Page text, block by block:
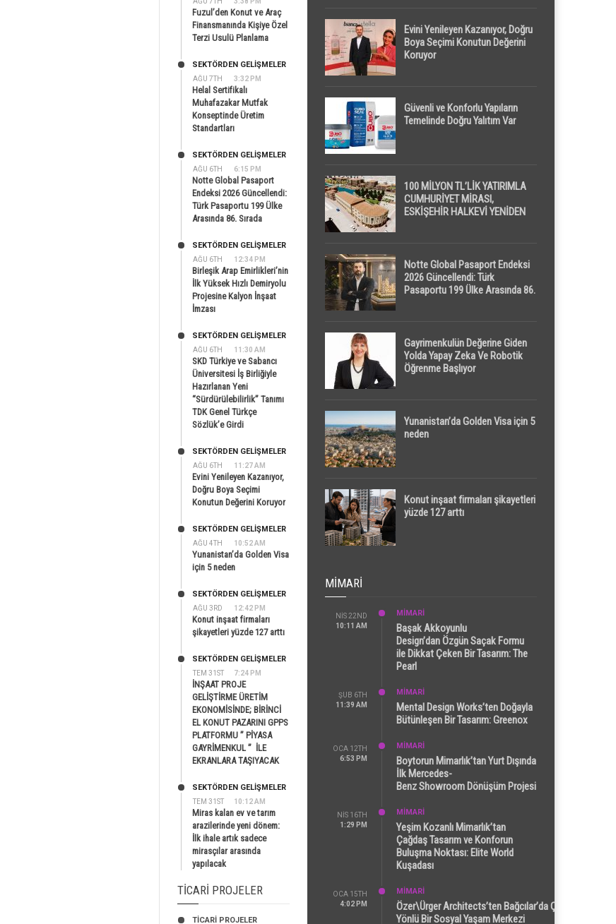
Fuzul’den Konut ve Araç
Finansmanında Kişiye Özel
Terzi Usulü Planlama
AĞU 7TH 3:32 PM
SEKTÖRDEN GELIŞMELER
Helal Sertifikalı
Muhafazakar Mutfak
Konseptinde Üretim
Standartları
AĞU 6TH 6:15 PM
SEKTÖRDEN GELIŞMELER
Notte Global Pasaport
Endeksi 2026 Güncellendi:
Türk Pasaportu 199 Ülke
Arasında 86. Sırada
AĞU 6TH 12:34 PM
SEKTÖRDEN GELIŞMELER
Birleşik Arap Emirlikleri’nin
İlk Yüksek Hızlı Demiryolu
Projesine Kalyon İnşaat
İmzası
AĞU 6TH 11:30 AM
SEKTÖRDEN GELIŞMELER
SKD Türkiye ve Sabancı
Üniversitesi İş Birliğiyle
Hazırlanan Yeni
“Sürdürülebilirlik” Tanımı
TDK Genel Türkçe
Sözlük’e Girdi
AĞU 6TH 11:27 AM
SEKTÖRDEN GELIŞMELER
Evini Yenileyen Kazanıyor,
Doğru Boya Seçimi
Konutun Değerini Koruyor
AĞU 4TH 10:52 AM
SEKTÖRDEN GELIŞMELER
Yunanistan’da Golden Visa
için 5 neden
AĞU 3RD 12:42 PM
SEKTÖRDEN GELIŞMELER
Konut inşaat firmaları
şikayetleri yüzde 127 arttı
TEM 31ST 7:24 PM
SEKTÖRDEN GELIŞMELER
İNŞAAT PROJE
GELİŞTİRME ÜRETİM
EKONOMİSİNDE; BİRİNCİ
EL KONUT PAZARINI GPPS
PLATFORMU ” PİYASA
GAYRİMENKUL ” İLE
EKRANLARA TAŞIYACAK
TEM 31ST 10:12 AM
SEKTÖRDEN GELIŞMELER
Miras kalan ev ve tarım
arazilerinde yeni dönem:
İlk ihale artık sadece
mirasçılar arasında
yapılacak
TICARI PROJELER
TİCARİ PROJELER
Evini Yenileyen Kazanıyor, Doğru
Boya Seçimi Konutun Değerini
Koruyor
Güvenli ve Konforlu Yapıların
Temelinde Doğru Yalıtım Var
100 MİLYON TL’LİK YATIRIMLA
CUMHURİYET MİRASI,
ESKİŞEHİR HALKEVİ YENİDEN
Notte Global Pasaport Endeksi
2026 Güncellendi: Türk
Pasaportu 199 Ülke Arasında 86.
Gayrimenkulün Değerine Giden
Yolda Yapay Zeka Ve Robotik
Öğrenme Başlıyor
Yunanistan’da Golden Visa için 5
neden
Konut inşaat firmaları şikayetleri
yüzde 127 arttı
MIMARI
NIS 22ND
10:11 AM
MİMARİ
Başak Akkoyunlu
Design’dan Özgün Saçak Formu
ile Dikkat Çeken Bir Tasarım: The
Pearl
ŞUB 6TH
11:39 AM
MİMARİ
Mental Design Works’ten Doğayla
Bütünleşen Bir Tasarım: Greenox
OCA 12TH
6:53 PM
MİMARİ
Boytorun Mimarlık’tan Yurt Dışında
İlk Mercedes-
Benz Showroom Dönüşüm Projesi
NIS 16TH
1:29 PM
MİMARİ
Yeşim Kozanlı Mimarlık’tan
Çağdaş Tasarım ve Konforun
Buluşma Noktası: Elite World
Kuşadası
OCA 15TH
4:02 PM
MİMARİ
Özer\Ürger Architects’ten Bağcılar’da Çok
Yönlü Bir Sosyal Yaşam Merkezi